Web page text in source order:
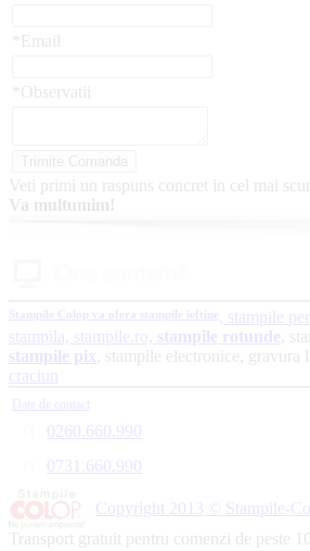
*Email
*Observatii
Veti primi un raspuns concret in cel mai
Va multumim!
Stampile Colop va ofera stampile ieftine
, stampile
stampila, stampile.ro, stampile rotunde ,
stampile pix , stampile electronice, gravura
craciun
Date de contact
0260.660.990
0731.660.990
Copyright 2013 © Stampile-
Transport gratuit pentru comenzi de peste